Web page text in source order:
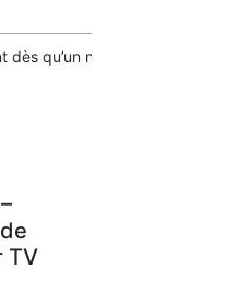
dès qu’un nouvel article est
TV